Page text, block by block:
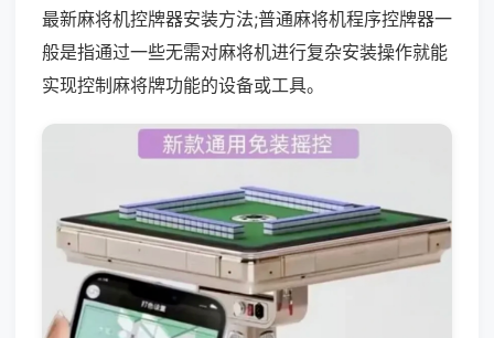
最新麻将机控牌器安装方法;普通麻将机程序控牌器一
般是指通过一些无需对麻将机进行复杂安装操作就能
实现控制麻将牌功能的设备或工具。